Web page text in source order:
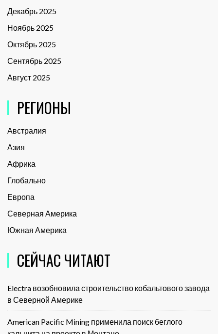
Декабрь 2025
Ноябрь 2025
Октябрь 2025
Сентябрь 2025
Август 2025
РЕГИОНЫ
Австралия
Азия
Африка
Глобально
Европа
Северная Америка
Южная Америка
СЕЙЧАС ЧИТАЮТ
Electra возобновила строительство кобальтового завода
в Северной Америке
American Pacific Mining применила поиск беглого